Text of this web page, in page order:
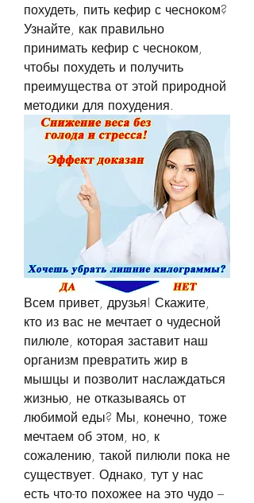
похудеть, пить кефир с чесноком?
Узнайте, как правильно
принимать кефир с чесноком,
чтобы похудеть и получить
преимущества от этой природной
методики для похудения.
Всем привет, друзья! Скажите,
кто из вас не мечтает о чудесной
пилюле, которая заставит наш
организм превратить жир в
мышцы и позволит наслаждаться
жизнью, не отказываясь от
любимой еды? Мы, конечно, тоже
мечтаем об этом, но, к
сожалению, такой пилюли пока не
существует. Однако, тут у нас
есть что-то похожее на это чудо –